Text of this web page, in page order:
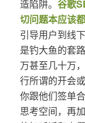
造陷阱。 谷歌
切问题本应该
引导用户到线
是钓大鱼的套
万甚至几十万
行所谓的开会
你跟他们签单
思考空间，再